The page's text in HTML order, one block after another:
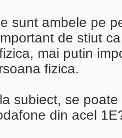
sunt ambele pe
de stiut
mai putin
fizica.
subiect, se
din acel